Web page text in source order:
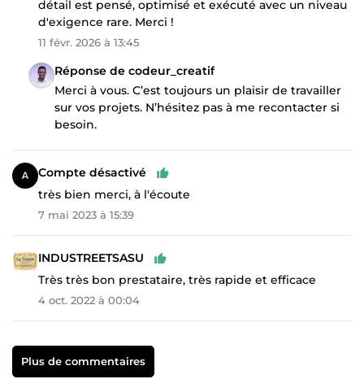
détail est pensé, optimisé et exécuté avec un niveau
d'exigence rare. Merci !
11 févr. 2026 à 13:45
Réponse de codeur_creatif
Merci à vous. C’est toujours un plaisir de travailler
sur vos projets. N’hésitez pas à me recontacter si
besoin.
Compte désactivé
très bien merci, à l'écoute
7 mai 2023 à 15:39
INDUSTREETSASU
Très très bon prestataire, très rapide et efficace
4 oct. 2022 à 00:04
Plus de commentaires